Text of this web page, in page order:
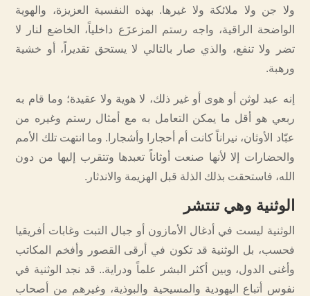
ولا جن ولا ملائكة ولا غيرها. بهذه النفسية العزيزة، والهوية
الواضحة الراقية، واجه رستم المزعزَع داخلياً، الخاضع لنار لا
تضر ولا تنفع، والذي صار بالتالي لا يستحق تقديراً، أو خشية
ورهبة.
إنه عبد لوثن أو هوى أو غير ذلك، لا هوية ولا عقيدة؛ وما قام به
ربعي هو أقل ما يمكن التعامل به مع أمثال رستم وغيره من
عبّاد الأوثان، نيراناً كانت أم أحجارا وأشجارا. وما انتهت تلك الأمم
والحضارات إلا لأنها صنعت أوثاناً تعبدها وتتقرب إليها من دون
الله، فاستحقت بذلك الذلة قبل الهزيمة والاندثار.
الوثنية وهي تنتشر
الوثنية ليست في أدغال الأمازون أو جبال التبت وغابات أفريقيا
فحسب، بل الوثنية قد تكون في أرقى القصور وأفخم المكاتب
وأغنى الدول، وبين أكثر البشر علماً ودراية.. قد نجد الوثنية في
نفوس أتباع اليهودية والمسيحية والبوذية، وغيرهم من أصحاب